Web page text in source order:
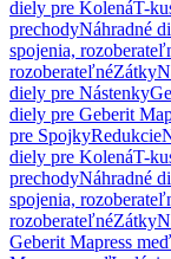
diely pre KolenáT-
prechodyNáhradné
spojenia,
rozoberateľnéZátky
diely pre Nástenky
diely pre Geberit
pre SpojkyRedukcie
diely pre KolenáT-
prechodyNáhradné
spojenia,
rozoberateľnéZátky
Geberit Mapress meď